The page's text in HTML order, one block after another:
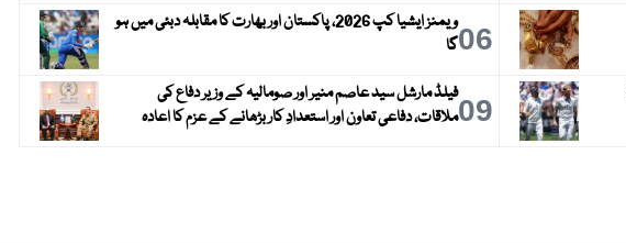
06
ویمنز ایشیا کپ 2026، پاکستان اور بھارت کا مقابلہ دبئی میں ہو
گا
09فیلڈ مارشل سید عاصم منیر اور صومالیہ کے وزیر دفاع کی
ملاقات، دفاعی تعاون اور استعدادِ کار بڑھانے کے عزم کا اعادہ